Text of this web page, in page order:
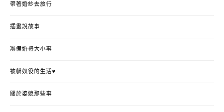
帶著婚紗去旅行
插畫說故事
籌備婚禮大小事
被貓奴役的生活♥
關於婆媳那些事